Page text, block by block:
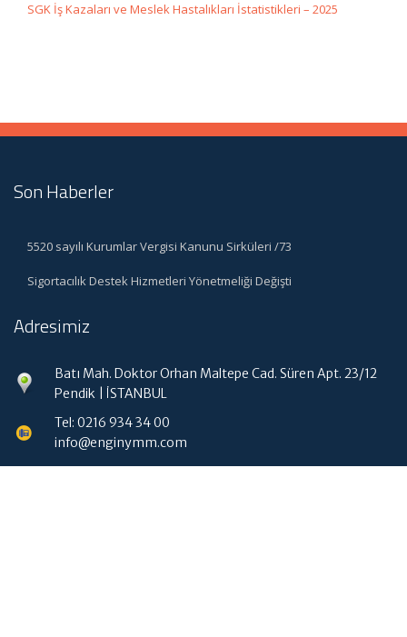
SGK İş Kazaları ve Meslek Hastalıkları İstatistikleri – 2025
Son Haberler
5520 sayılı Kurumlar Vergisi Kanunu Sirküleri /73
Sigortacılık Destek Hizmetleri Yönetmeliği Değişti
Adresimiz
Batı Mah. Doktor Orhan Maltepe Cad. Süren Apt. 23/12
Pendik | İSTANBUL
Tel: 0216 934 34 00
info@enginymm.com